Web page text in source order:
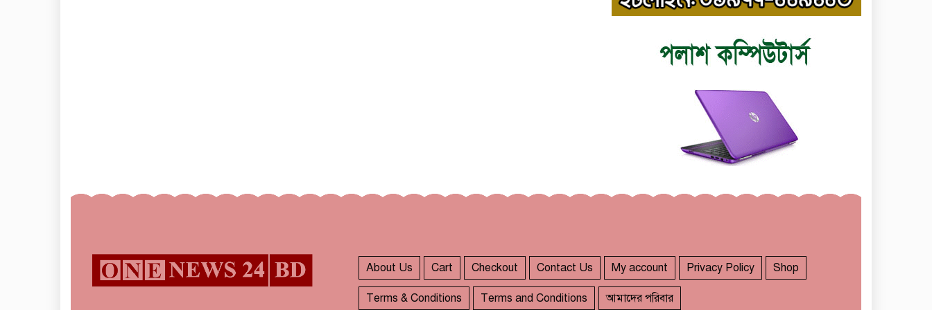
About Us Cart Checkout Contact Us My account Privacy Policy Shop
Terms & Conditions Terms and Conditions আমাদের পরিবার